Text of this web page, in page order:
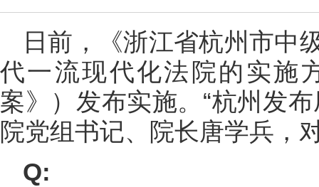
日前，《浙江省杭州市中
代一流现代化法院的实施
案》）发布实施。“杭州发
院党组书记、院长唐学兵，
Q: